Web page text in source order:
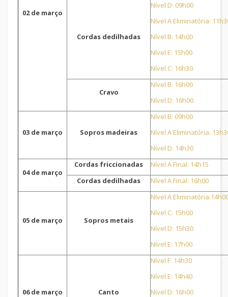
02 de março
Cordas dedilhadas
Nível D: 09h00
Nível A Eliminatória:
Nível B: 14h00
Nível E: 15h00
Nível C: 16h30
Cravo
Nível B: 16h00
Nível D: 16h00
03 de março Sopros madeiras
Nível B: 09h00
Nível A Eliminatória:
Nível D: 14h30
04 de março
Cordas friccionadas
Nível A Final: 14h15
Cordas dedilhadas
Nível A Final: 16h00
05 de março Sopros metais
Nível A
Nível C: 15h00
Nível D: 15h30
Nível E: 17h00
06 de março Canto
Nível F: 14h30
Nível E: 14h40
Nível D: 16h00